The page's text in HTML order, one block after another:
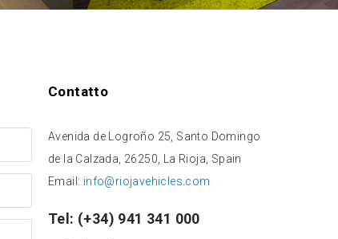
Contatto
Avenida de Logroño 25, Santo Domingo
de la Calzada, 26250, La Rioja, Spain
Email: info@riojavehicles.com
Tel: (+34) 941 341 000